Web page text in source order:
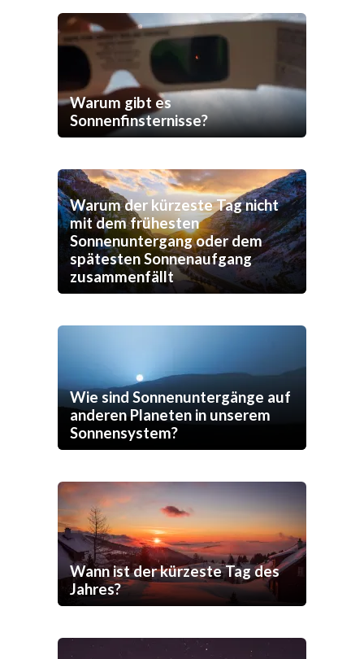
Warum gibt es
Sonnenfinsternisse?
Warum der kürzeste Tag nicht
mit dem frühesten
Sonnenuntergang oder dem
spätesten Sonnenaufgang
zusammenfällt
Wie sind Sonnenuntergänge auf
anderen Planeten in unserem
Sonnensystem?
Wann ist der kürzeste Tag des
Jahres?